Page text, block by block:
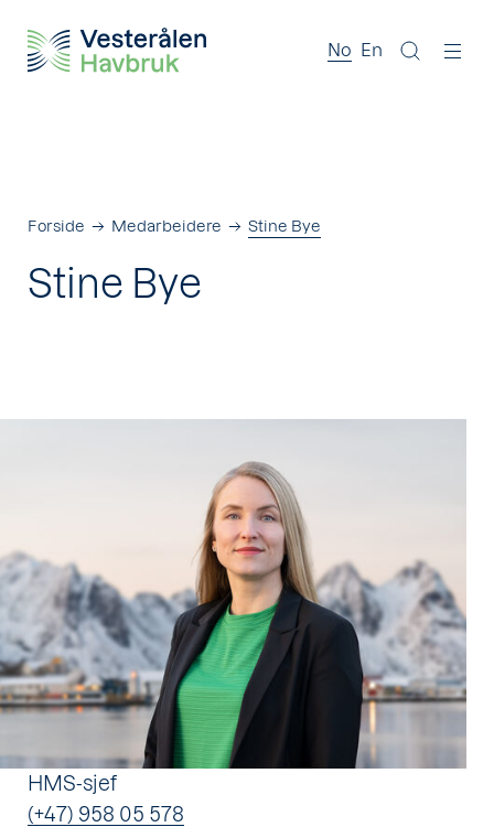
No En
Forside Medarbeidere Stine Bye
Stine Bye
HMS-sjef
(+47) 958 05 578